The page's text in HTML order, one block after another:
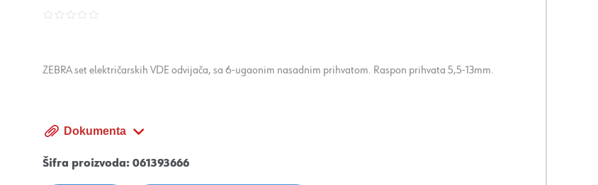
ZEBRA set električarskih VDE odvijača, sa 6-ugaonim nasadnim prihvatom. Raspon prihvata 5,5-13mm.
Dokumenta
Šifra proizvoda: 061393666